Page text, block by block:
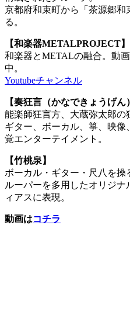
京都府和束町から「茶源郷和
る。
【和楽器METALPROJECT】
和楽器とMETALの融合。動
中。
Youtubeチャンネル
【奏狂言（かなできょうげん
能楽師狂言方、大蔵弥太郎の
ギター、ボーカル、箏、映
覚エンターテイメント。
【竹桃泉】
ボーカル・ギター・尺八を操
ルーパーを多用したオリジ
ィアスに表現。
動画はコチラ